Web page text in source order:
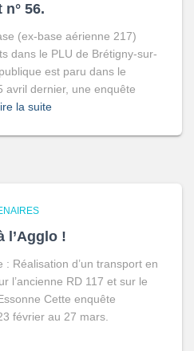
n° 56.
(ex-base aérienne 217)
dans le PLU de Brétigny-sur-
est paru dans le
avril dernier, une enquête
la suite
l’Agglo !
: Réalisation d’un transport en
l’ancienne RD 117 et sur le
Cette enquête
février au 27 mars.